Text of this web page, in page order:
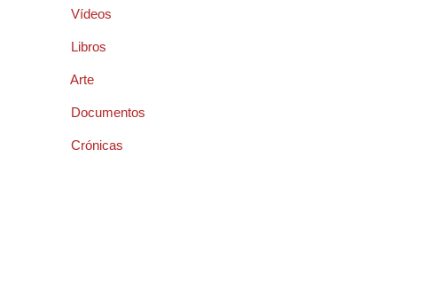
Vídeos
Libros
Arte
Documentos
Crónicas